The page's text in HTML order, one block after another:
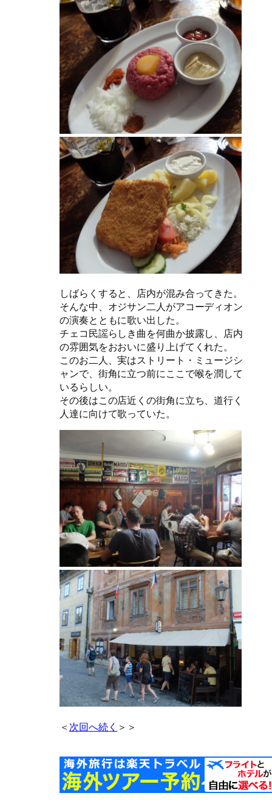
しばらくすると、店内が混み合ってきた。
そんな中、オジサン二人がアコーディオン
の演奏とともに歌い出した。
チェコ民謡らしき曲を何曲か披露し、店内
の雰囲気をおおいに盛り上げてくれた。
このお二人、実はストリート・ミュージシ
ャンで、街角に立つ前にここで喉を潤して
いるらしい。
その後はこの店近くの街角に立ち、道行く
人達に向けて歌っていた。
＜ 次回へ続く ＞＞